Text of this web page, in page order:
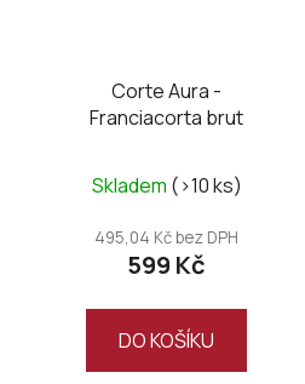
Corte Aura -
Franciacorta brut
Skladem (>10 ks)
495,04 Kč bez DPH
599 Kč
DO KOŠÍKU